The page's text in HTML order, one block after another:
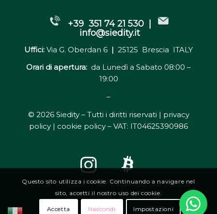
+39 351 74 21 530 |
info@siedity.it
Uffici: Via G. Oberdan 6 | 25125 Brescia ITALY
Orari di apertura: da Lunedì a Sabato 08:00 –
19:00
–
© 2026 Siedity – Tutti i diritti riservati | privacy
policy | cookie policy – VAT: IT04625390986
Questo sito utilizza i cookie. Continuando a navigare nel
sito, accetti il nostro uso dei cookie.
Accetta Nascondi Impostazioni